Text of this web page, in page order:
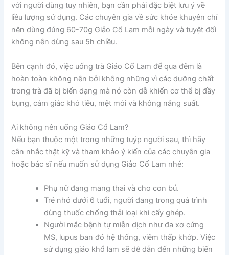
với người dùng tuy nhiên, bạn cần phải đặc biệt lưu ý về
liều lượng sử dụng. Các chuyên gia về sức khỏe khuyên chỉ
nên dùng đúng 60-70g Giảo Cổ Lam mỗi ngày và tuyệt đối
không nên dùng sau 5h chiều.
Bên cạnh đó, việc uống trà Giảo Cổ Lam để qua đêm là
hoàn toàn không nên bởi không những vì các dưỡng chất
trong trà đã bị biến dạng mà nó còn dễ khiến cơ thể bị đầy
bụng, cảm giác khó tiêu, mệt mỏi và không năng suất.
Ai không nên uống Giảo Cổ Lam?
Nếu bạn thuộc một trong những tuýp người sau, thì hãy
cân nhắc thật kỹ và tham khảo ý kiến của các chuyên gia
hoặc bác sĩ nếu muốn sử dụng Giảo Cổ Lam nhé:
Phụ nữ đang mang thai và cho con bú.
Trẻ nhỏ dưới 6 tuổi, người đang trong quá trình
dùng thuốc chống thải loại khi cấy ghép.
Người mắc bệnh tự miễn dịch như đa xơ cứng
MS, lupus ban đỏ hệ thống, viêm thấp khớp. Việc
sử dụng giảo khổ lam sẽ dễ dẫn đến những biến